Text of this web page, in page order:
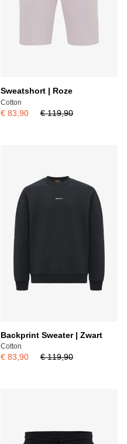
Sweatshort | Roze
Cotton
€ 83,90 € 119,90
Backprint Sweater | Zwart
Cotton
€ 83,90 € 119,90